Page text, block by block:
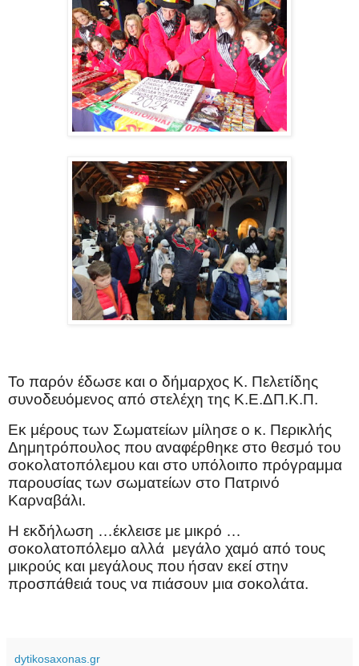
Το παρόν έδωσε και ο δήμαρχος Κ. Πελετίδης
συνοδευόμενος από στελέχη της Κ.Ε.ΔΠ.Κ.Π.
Εκ μέρους των Σωματείων μίλησε ο κ. Περικλής
Δημητρόπουλος που αναφέρθηκε στο θεσμό του
σοκολατοπόλεμου και στο υπόλοιπο πρόγραμμα
παρουσίας των σωματείων στο Πατρινό
Καρναβάλι.
Η εκδήλωση …έκλεισε με μικρό …
σοκολατοπόλεμο αλλά μεγάλο χαμό από τους
μικρούς και μεγάλους που ήσαν εκεί στην
προσπάθειά τους να πιάσουν μια σοκολάτα.
dytikosaxonas.gr